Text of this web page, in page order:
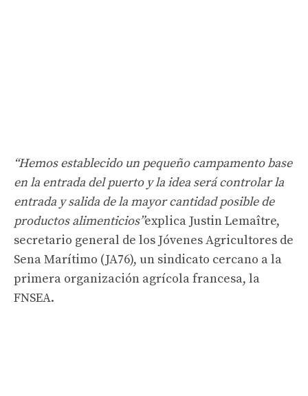
“Hemos establecido un pequeño campamento base
en la entrada del puerto y la idea será controlar la
entrada y salida de la mayor cantidad posible de
productos alimenticios”explica Justin Lemaître,
secretario general de los Jóvenes Agricultores de
Sena Marítimo (JA76), un sindicato cercano a la
primera organización agrícola francesa, la
FNSEA.